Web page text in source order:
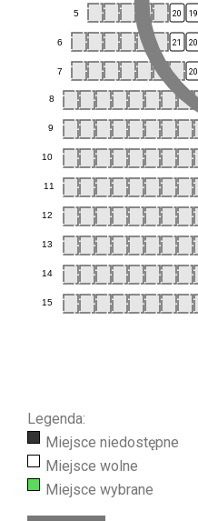
5
6
7
8
9
10
11
12
13
14
15
20 19
21 20
20
Legenda:
Miejsce niedostępne
Miejsce wolne
Miejsce wybrane